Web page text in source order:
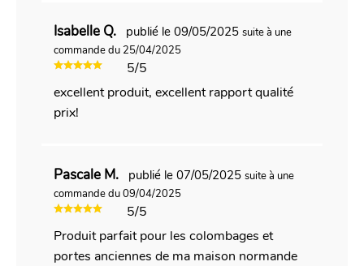
Isabelle Q. publié le 09/05/2025 suite à une
commande du 25/04/2025
5/5
excellent produit, excellent rapport qualité
prix!
Pascale M. publié le 07/05/2025 suite à une
commande du 09/04/2025
5/5
Produit parfait pour les colombages et
portes anciennes de ma maison normande